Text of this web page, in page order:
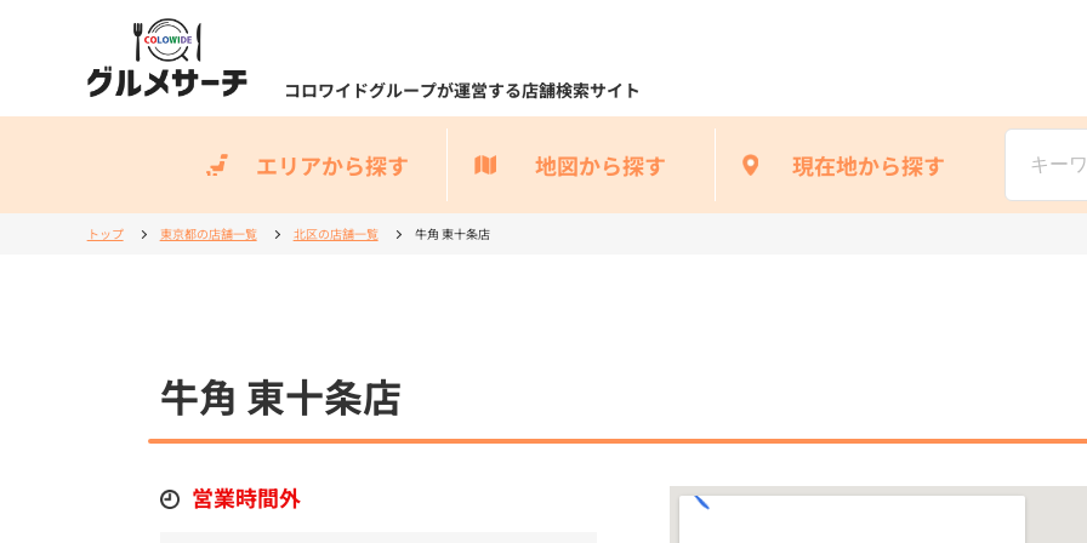
コロワイドグループが運営する店舗検索サイト
エリアから探す 地図から探す 現在地から探す
トップ 東京都の店舗一覧 北区の店舗一覧 牛角 東十条店
牛角 東十条店
営業時間外